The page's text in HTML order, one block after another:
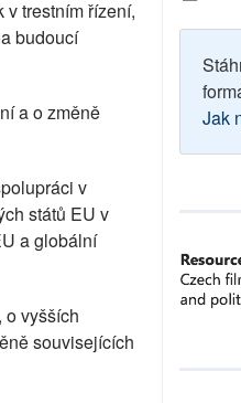
v trestním řízení,
budoucí
a o změně
v
států EU v
a globální
o vyšších
souvisejících
Jak